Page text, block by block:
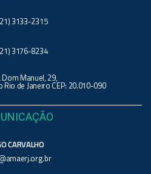
3133-2315
3176-8234
Dom Manuel, 29,
Rio de Janeiro CEP: 20.010-090
CARVALHO